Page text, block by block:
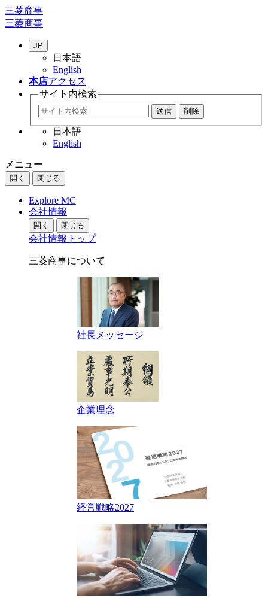
三菱商事
三菱商事
JP
日本語
English
本店アクセス
サイト内検索
日本語
English
メニュー
開く 閉じる
Explore MC
会社情報
開く 閉じる
会社情報トップ
三菱商事について
社長メッセージ
企業理念
経営戦略2027